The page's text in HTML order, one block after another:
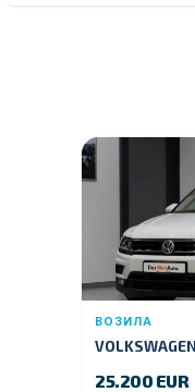
ВОЗИЛА
25.200 EUR